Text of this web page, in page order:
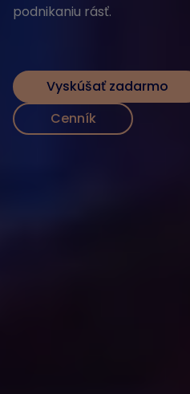
podnikaniu rásť.
Vyskúšať zadarmo
Cenník